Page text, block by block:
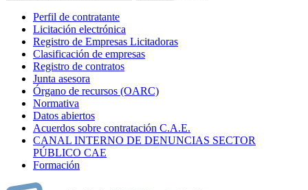
Perfil de contratante
Licitación electrónica
Registro de Empresas Licitadoras
Clasificación de empresas
Registro de contratos
Junta asesora
Órgano de recursos (OARC)
Normativa
Datos abiertos
Acuerdos sobre contratación C.A.E.
CANAL INTERNO DE DENUNCIAS SECTOR
PÚBLICO CAE
Formación